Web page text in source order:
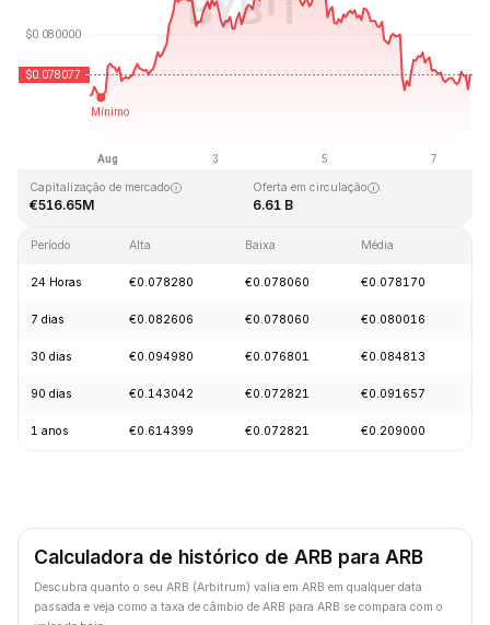
Última atualização: 2026-08-07, 15:59 GMT+0
€0.070480
Capitalização de mercado
€516.65M
Oferta em circulação
6.61 B
Período Alta Baixa Média
24 Horas €0.078280 €0.078060 €0.078170
7 dias €0.082606 €0.078060 €0.080016
30 dias €0.094980 €0.076801 €0.084813
90 dias €0.143042 €0.072821 €0.091657
1 anos €0.614399 €0.072821 €0.209000
Calculadora de histórico de ARB para ARB
Descubra quanto o seu ARB (Arbitrum) valia em ARB em qualquer data
passada e veja como a taxa de câmbio de ARB para ARB se compara com o